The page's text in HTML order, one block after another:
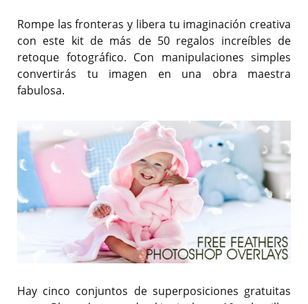
Rompe las fronteras y libera tu imaginación creativa
con este kit de más de 50 regalos increíbles de
retoque fotográfico. Con manipulaciones simples
convertirás tu imagen en una obra maestra
fabulosa.
Hay cinco conjuntos de superposiciones gratuitas